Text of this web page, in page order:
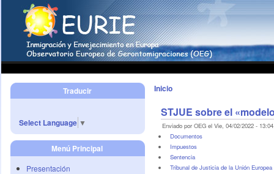
Traducir
Select Language ▼
Menú Principal
Presentación
Inicio
STJUE sobre el
Enviado por OEG el Vie, 04/02/2022 -
Documentos
Impuestos
Sentencia
Tribunal de Justicia de la Unión Europea